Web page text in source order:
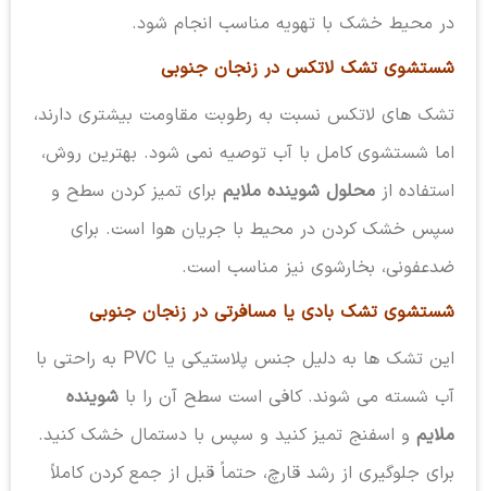
در محیط خشک با تهویه مناسب انجام شود.
شستشوی تشک لاتکس در زنجان جنوبی
تشک های لاتکس نسبت به رطوبت مقاومت بیشتری دارند،
اما شستشوی کامل با آب توصیه نمی شود. بهترین روش،
استفاده از محلول شوینده ملایمبرای تمیز کردن سطح و
سپس خشک کردن در محیط با جریان هوا است. برای
ضدعفونی، بخارشوی نیز مناسب است.
شستشوی تشک بادی یا مسافرتی در زنجان جنوبی
این تشک ها به دلیل جنس پلاستیکی یا PVC به راحتی با
آب شسته می شوند. کافی است سطح آن را با شوینده
ملایمو اسفنج تمیز کنید و سپس با دستمال خشک کنید.
برای جلوگیری از رشد قارچ، حتماً قبل از جمع کردن کاملاً